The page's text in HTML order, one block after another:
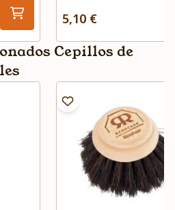
5,10 €
Cepillos de